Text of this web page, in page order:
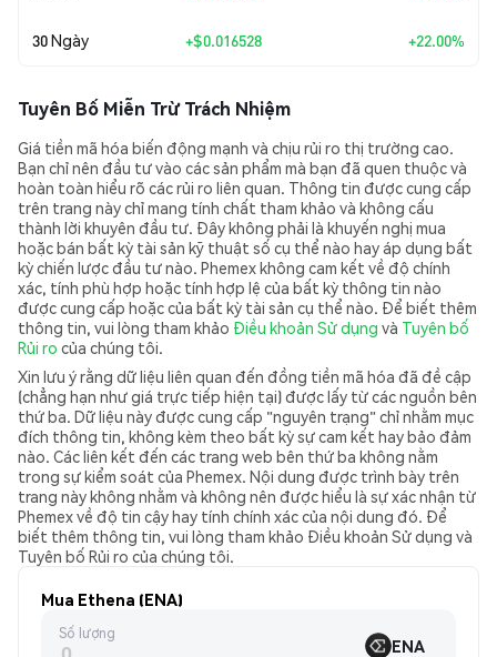
30 Ngày +$0.016528 +22.00%
Tuyên Bố Miễn Trừ Trách Nhiệm
Giá tiền mã hóa biến động mạnh và chịu rủi ro thị trường cao.
Bạn chỉ nên đầu tư vào các sản phẩm mà bạn đã quen thuộc và
hoàn toàn hiểu rõ các rủi ro liên quan. Thông tin được cung cấp
trên trang này chỉ mang tính chất tham khảo và không cấu
thành lời khuyên đầu tư. Đây không phải là khuyến nghị mua
hoặc bán bất kỳ tài sản kỹ thuật số cụ thể nào hay áp dụng bất
kỳ chiến lược đầu tư nào. Phemex không cam kết về độ chính
xác, tính phù hợp hoặc tính hợp lệ của bất kỳ thông tin nào
được cung cấp hoặc của bất kỳ tài sản cụ thể nào. Để biết thêm
thông tin, vui lòng tham khảo Điều khoản Sử dụng và Tuyên bố
Rủi ro của chúng tôi.
Xin lưu ý rằng dữ liệu liên quan đến đồng tiền mã hóa đã đề cập
(chẳng hạn như giá trực tiếp hiện tại) được lấy từ các nguồn bên
thứ ba. Dữ liệu này được cung cấp "nguyên trạng" chỉ nhằm mục
đích thông tin, không kèm theo bất kỳ sự cam kết hay bảo đảm
nào. Các liên kết đến các trang web bên thứ ba không nằm
trong sự kiểm soát của Phemex. Nội dung được trình bày trên
trang này không nhằm và không nên được hiểu là sự xác nhận từ
Phemex về độ tin cậy hay tính chính xác của nội dung đó. Để
biết thêm thông tin, vui lòng tham khảo Điều khoản Sử dụng và
Tuyên bố Rủi ro của chúng tôi.
Mua Ethena (ENA)
Số lượng
ENA